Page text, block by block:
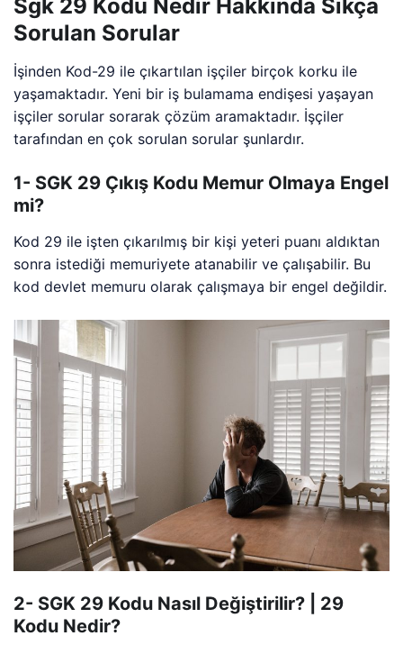
Sgk 29 Kodu Nedir Hakkında Sıkça
Sorulan Sorular
İşinden Kod-29 ile çıkartılan işçiler birçok korku ile
yaşamaktadır. Yeni bir iş bulamama endişesi yaşayan
işçiler sorular sorarak çözüm aramaktadır. İşçiler
tarafından en çok sorulan sorular şunlardır.
1- SGK 29 Çıkış Kodu Memur Olmaya Engel
mi?
Kod 29 ile işten çıkarılmış bir kişi yeteri puanı aldıktan
sonra istediği memuriyete atanabilir ve çalışabilir. Bu
kod devlet memuru olarak çalışmaya bir engel değildir.
2- SGK 29 Kodu Nasıl Değiştirilir? | 29
Kodu Nedir?